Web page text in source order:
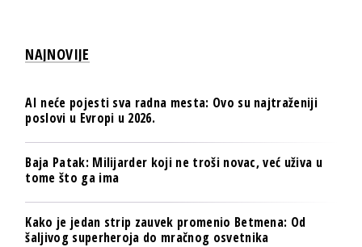
NAJNOVIJE
AI neće pojesti sva radna mesta: Ovo su najtraženiji
poslovi u Evropi u 2026.
Baja Patak: Milijarder koji ne troši novac, već uživa u
tome što ga ima
Kako je jedan strip zauvek promenio Betmena: Od
šaljivog superheroja do mračnog osvetnika